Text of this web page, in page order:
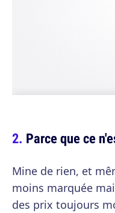
Parce que ce
Mine de rien, et
moins marquée
des prix toujours